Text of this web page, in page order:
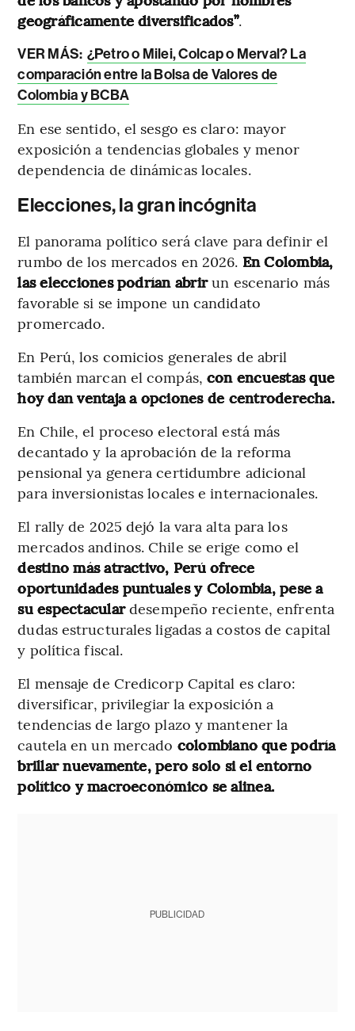
geográficamente diversificados”.
VER MÁS: ¿Petro o Milei, Colcap o Merval? La
comparación entre la Bolsa de Valores de
Colombia y BCBA
En ese sentido, el sesgo es claro: mayor
exposición a tendencias globales y menor
dependencia de dinámicas locales.
Elecciones, la gran incógnita
El panorama político será clave para definir el
rumbo de los mercados en 2026. En Colombia,
las elecciones podrían abrirun escenario más
favorable si se impone un candidato
promercado.
En Perú, los comicios generales de abril
también marcan el compás, con encuestas que
hoy dan ventaja a opciones de centroderecha.
En Chile, el proceso electoral está más
decantado y la aprobación de la reforma
pensional ya genera certidumbre adicional
para inversionistas locales e internacionales.
El rally de 2025 dejó la vara alta para los
mercados andinos. Chile se erige como el
destino más atractivo, Perú ofrece
oportunidades puntuales y Colombia, pese a
su espectaculardesempeño reciente, enfrenta
dudas estructurales ligadas a costos de capital
y política fiscal.
El mensaje de Credicorp Capital es claro:
diversificar, privilegiar la exposición a
tendencias de largo plazo y mantener la
cautela en un mercado colombiano que podría
brillar nuevamente, pero solo si el entorno
político y macroeconómico se alinea.
PUBLICIDAD